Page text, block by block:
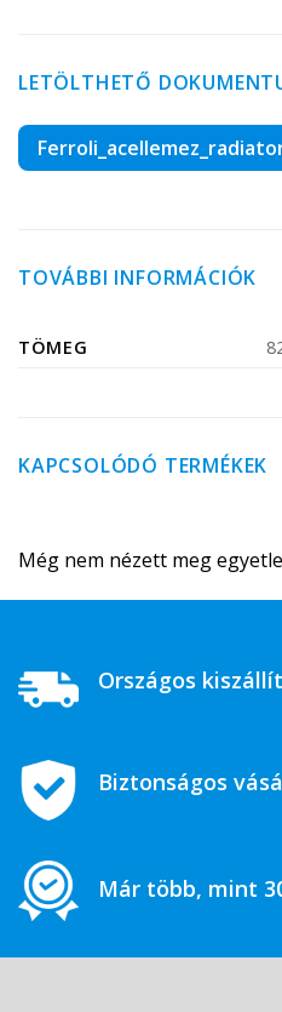
LETÖLTHETŐ
TOVÁBBI INFORMÁCIÓK
TÖMEG
KAPCSOLÓDÓ TERMÉKEK
Még nem nézett meg
Országos
Biztonságos
Már több, mint